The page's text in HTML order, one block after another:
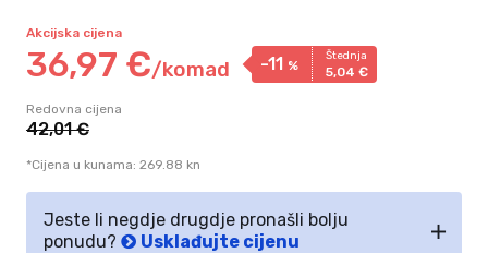
Akcijska cijena
36,97 €/komad -11 %
Štednja
5,04 €
Redovna cijena
42,01 €
*Cijena u kunama: 269.88 kn
Jeste li negdje drugdje pronašli bolju
ponudu?
Usklađujte cijenu